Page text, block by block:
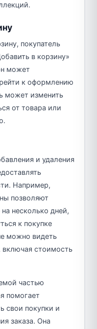
покупатель
в корзину»
может
к оформлению
может изменить
от товара или
и удаления
Например,
позволяют
несколько дней,
к покупке
можно видеть
включая стоимость
частью
помогает
свои покупки и
заказа. Она